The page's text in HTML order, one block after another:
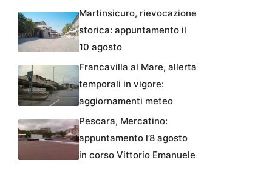
Martinsicuro, rievocazione
storica: appuntamento il
10 agosto
Francavilla al Mare, allerta
temporali in vigore:
aggiornamenti meteo
Pescara, Mercatino:
appuntamento l’8 agosto
in corso Vittorio Emanuele